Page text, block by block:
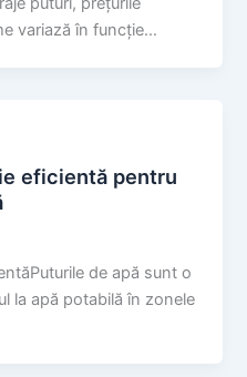
variază în funcție…
eficientă pentru
de apă sunt o
la apă potabilă în zonele